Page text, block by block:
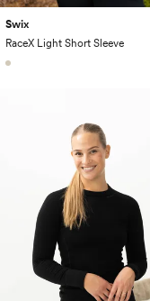
Swix
RaceX Light Short Sleeve